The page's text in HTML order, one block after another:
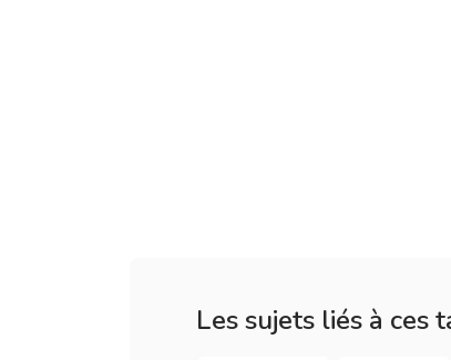
Les sujets liés à ces